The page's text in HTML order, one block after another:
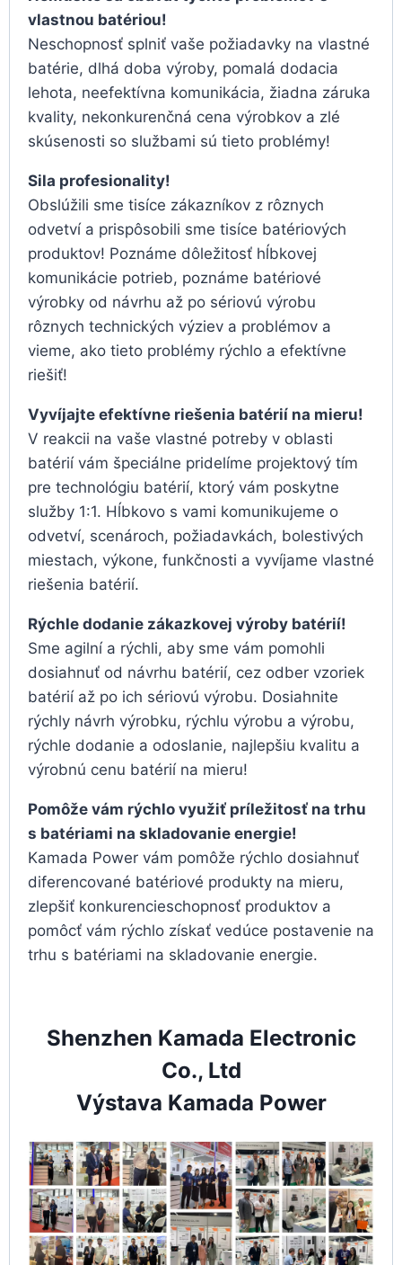
vlastnou batériou!
Neschopnosť splniť vaše požiadavky na vlastné
batérie, dlhá doba výroby, pomalá dodacia
lehota, neefektívna komunikácia, žiadna záruka
kvality, nekonkurenčná cena výrobkov a zlé
skúsenosti so službami sú tieto problémy!
Sila profesionality!
Obslúžili sme tisíce zákazníkov z rôznych
odvetví a prispôsobili sme tisíce batériových
produktov! Poznáme dôležitosť hĺbkovej
komunikácie potrieb, poznáme batériové
výrobky od návrhu až po sériovú výrobu
rôznych technických výziev a problémov a
vieme, ako tieto problémy rýchlo a efektívne
riešiť!
Vyvíjajte efektívne riešenia batérií na mieru!
V reakcii na vaše vlastné potreby v oblasti
batérií vám špeciálne pridelíme projektový tím
pre technológiu batérií, ktorý vám poskytne
služby 1:1. Hĺbkovo s vami komunikujeme o
odvetví, scenároch, požiadavkách, bolestivých
miestach, výkone, funkčnosti a vyvíjame vlastné
riešenia batérií.
Rýchle dodanie zákazkovej výroby batérií!
Sme agilní a rýchli, aby sme vám pomohli
dosiahnuť od návrhu batérií, cez odber vzoriek
batérií až po ich sériovú výrobu. Dosiahnite
rýchly návrh výrobku, rýchlu výrobu a výrobu,
rýchle dodanie a odoslanie, najlepšiu kvalitu a
výrobnú cenu batérií na mieru!
Pomôže vám rýchlo využiť príležitosť na trhu
s batériami na skladovanie energie!
Kamada Power vám pomôže rýchlo dosiahnuť
diferencované batériové produkty na mieru,
zlepšiť konkurencieschopnosť produktov a
pomôcť vám rýchlo získať vedúce postavenie na
trhu s batériami na skladovanie energie.
Shenzhen Kamada Electronic
Co., Ltd
Výstava Kamada Power